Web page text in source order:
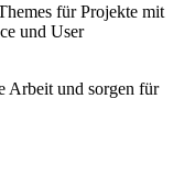
für Projekte mit
und User
Arbeit und sorgen für